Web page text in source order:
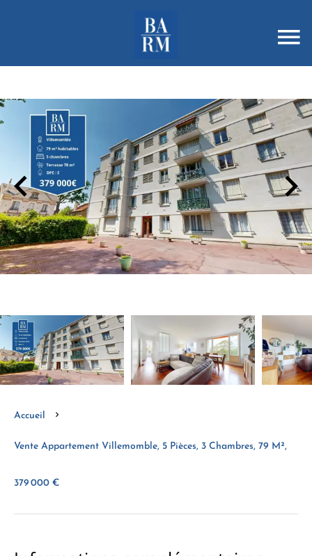
Accueil
Vente Appartement Villemomble, 5 Pièces, 3 Chambres, 79 M²,
379 000 €